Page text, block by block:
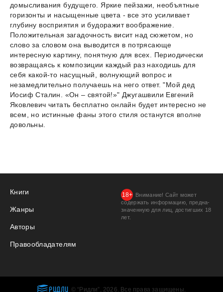
домысливания будущего. Яркие пейзажи, необъятные
горизонты и насыщенные цвета - все это усиливает
глубину восприятия и будоражит воображение.
Положительная загадочность висит над сюжетом, но
слово за словом она выводится в потрясающе
интересную картину, понятную для всех. Периодически
возвращаясь к композиции каждый раз находишь для
себя какой-то насущный, волнующий вопрос и
незамедлительно получаешь на него ответ. "Мой дед
Иосиф Сталин. «Он – святой!»" Джугашвили Евгений
Яковлевич читать бесплатно онлайн будет интересно не
всем, но истинные фаны этого стиля останутся вполне
довольны.
Книги
Жанры
Авторы
Правообладателям
Внимание! Сайт может
содержать информацию, предна­
значенную для лиц, дости­гших 18
лет.
РИДЛИ © “Ридли”, 2026. Все права защищены.